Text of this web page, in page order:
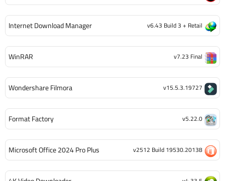
Internet Download Manager v6.43 Build 3 + Retail
WinRAR v7.23 Final
Wondershare Filmora v15.5.3.19727
Format Factory v5.22.0
Microsoft Office 2024 Pro Plus v2512 Build 19530.20138